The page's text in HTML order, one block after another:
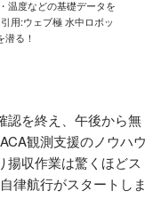
温度などの基礎データを
用:ウェブ極 水中ロボッ
る！
認を終え、午後から無
観測支援のノウハウ
揚収作業は驚くほどス
律航行がスタートしま